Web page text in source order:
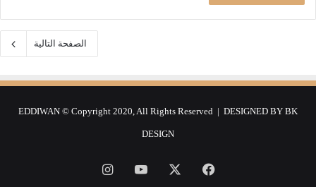
الصفحة التالية
EDDIWAN © Copyright 2020, All Rights Reserved | DESIGNED BY BK
DESIGN
فيسبوك ‫YouTube